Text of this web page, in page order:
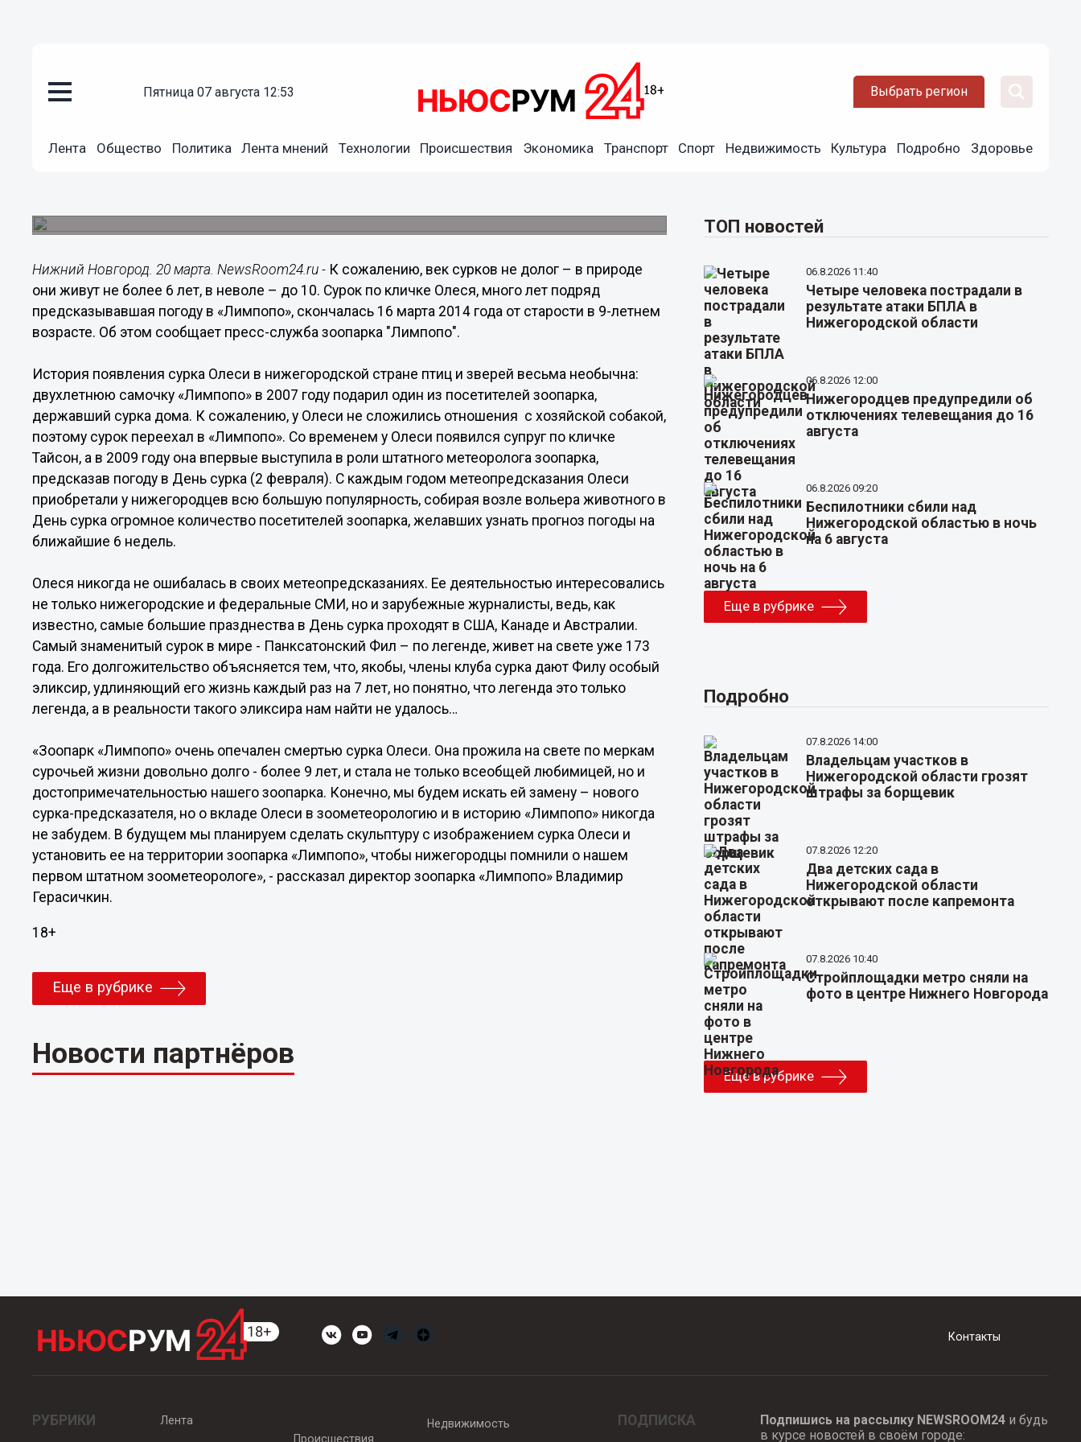
пятница 07 августа 12:53 Выбрать регион
Лента Общество Политика Лента мнений Технологии Происшествия Экономика Транспорт Спорт Недвижимость Культура Подробно Здоровье
Нижегородский зоопарк «Лимпопо» лишился штатного
Нижний Новгород. 20 марта. NewsRoom24.ru - К сожалению, век сурков не долог – в природе
они живут не более 6 лет, в неволе – до 10. Сурок по кличке Олеся, много лет подряд
предсказывавшая погоду в «Лимпопо», скончалась 16 марта 2014 года от старости в 9-летнем
возрасте. Об этом сообщает пресс-служба зоопарка "Лимпопо".
История появления сурка Олеси в нижегородской стране птиц и зверей весьма необычна:
двухлетнюю самочку «Лимпопо» в 2007 году подарил один из посетителей зоопарка,
державший сурка дома. К сожалению, у Олеси не сложились отношения с хозяйской собакой,
поэтому сурок переехал в «Лимпопо». Со временем у Олеси появился супруг по кличке
Тайсон, а в 2009 году она впервые выступила в роли штатного метеоролога зоопарка,
предсказав погоду в День сурка (2 февраля). С каждым годом метеопредсказания Олеси
приобретали у нижегородцев всю большую популярность, собирая возле вольера животного в
День сурка огромное количество посетителей зоопарка, желавших узнать прогноз погоды на
ближайшие 6 недель.
Олеся никогда не ошибалась в своих метеопредсказаниях. Ее деятельностью интересовались
не только нижегородские и федеральные СМИ, но и зарубежные журналисты, ведь, как
известно, самые большие празднества в День сурка проходят в США, Канаде и Австралии.
Самый знаменитый сурок в мире - Панксатонский Фил – по легенде, живет на свете уже 173
года. Его долгожительство объясняется тем, что, якобы, члены клуба сурка дают Филу особый
эликсир, удлиняющий его жизнь каждый раз на 7 лет, но понятно, что легенда это только
легенда, а в реальности такого эликсира нам найти не удалось…
«Зоопарк «Лимпопо» очень опечален смертью сурка Олеси. Она прожила на свете по меркам
сурочьей жизни довольно долго - более 9 лет, и стала не только всеобщей любимицей, но и
достопримечательностью нашего зоопарка. Конечно, мы будем искать ей замену – нового
сурка-предсказателя, но о вкладе Олеси в зоометеорологию и в историю «Лимпопо» никогда
не забудем. В будущем мы планируем сделать скульптуру с изображением сурка Олеси и
установить ее на территории зоопарка «Лимпопо», чтобы нижегородцы помнили о нашем
первом штатном зоометеорологе», - рассказал директор зоопарка «Лимпопо» Владимир
Герасичкин.
18+
Еще в рубрике
Новости партнёров
ТОП новостей
06.8.2026 11:40
Четыре человека пострадали в
результате атаки БПЛА в
Нижегородской области
06.8.2026 12:00
Нижегородцев предупредили об
отключениях телевещания до 16
августа
06.8.2026 09:20
Беспилотники сбили над
Нижегородской областью в ночь
на 6 августа
Еще в рубрике
Подробно
07.8.2026 14:00
Владельцам участков в
Нижегородской области грозят
штрафы за борщевик
07.8.2026 12:20
Два детских сада в
Нижегородской области
открывают после капремонта
07.8.2026 10:40
Стройплощадки метро сняли на
фото в центре Нижнего Новгорода
Еще в рубрике
Контакты
РУБРИКИ
Лента
Происшествия
Недвижимость ПОДПИСКА Подпишись на рассылку NEWSROOM24и будь
в курсе новостей в своём городе: